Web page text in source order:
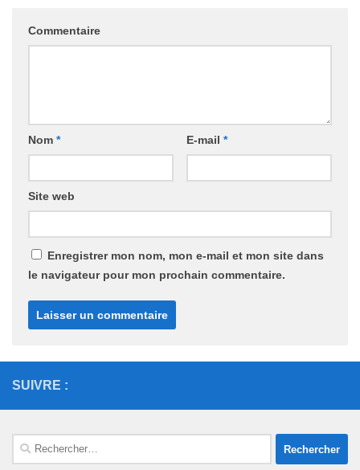
Commentaire
Nom * E-mail *
Site web
Enregistrer mon nom, mon e-mail et mon site dans
le navigateur pour mon prochain commentaire.
SUIVRE :
Rechercher :